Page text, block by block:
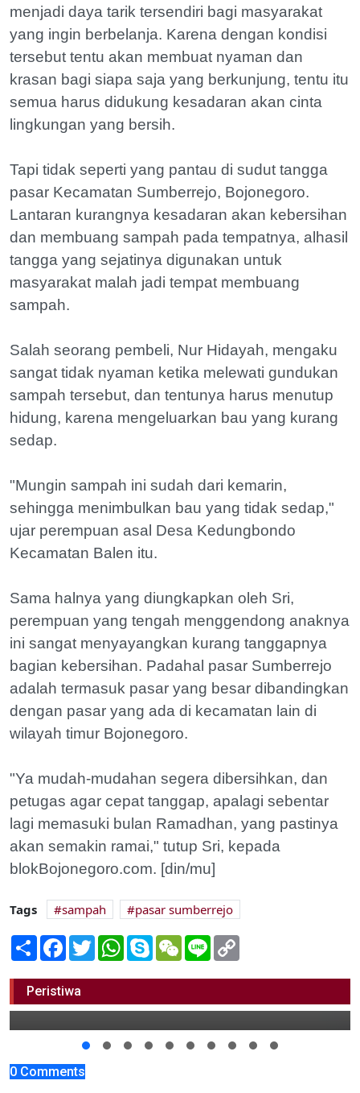
menjadi daya tarik tersendiri bagi masyarakat
yang ingin berbelanja. Karena dengan kondisi
tersebut tentu akan membuat nyaman dan
krasan bagi siapa saja yang berkunjung, tentu itu
semua harus didukung kesadaran akan cinta
lingkungan yang bersih.
Tapi tidak seperti yang pantau di sudut tangga
pasar Kecamatan Sumberrejo, Bojonegoro.
Lantaran kurangnya kesadaran akan kebersihan
dan membuang sampah pada tempatnya, alhasil
tangga yang sejatinya digunakan untuk
masyarakat malah jadi tempat membuang
sampah.
Salah seorang pembeli, Nur Hidayah, mengaku
sangat tidak nyaman ketika melewati gundukan
sampah tersebut, dan tentunya harus menutup
hidung, karena mengeluarkan bau yang kurang
sedap.
"Mungin sampah ini sudah dari kemarin,
sehingga menimbulkan bau yang tidak sedap,"
ujar perempuan asal Desa Kedungbondo
Kecamatan Balen itu.
Sama halnya yang diungkapkan oleh Sri,
perempuan yang tengah menggendong anaknya
ini sangat menyayangkan kurang tanggapnya
bagian kebersihan. Padahal pasar Sumberrejo
adalah termasuk pasar yang besar dibandingkan
dengan pasar yang ada di kecamatan lain di
wilayah timur Bojonegoro.
"Ya mudah-mudahan segera dibersihkan, dan
petugas agar cepat tanggap, apalagi sebentar
lagi memasuki bulan Ramadhan, yang pastinya
akan semakin ramai," tutup Sri, kepada
blokBojonegoro.com. [din/mu]
Tags sampah
pasar sumberrejo
Share Facebook
TwitterWhatsApp
SkypeWeChatLine
Peristiwa
Berbahaya, Kabel Listrik di Trenggulunan
Tak Beraturan
18 Mei 2017 13:00
0 Comments